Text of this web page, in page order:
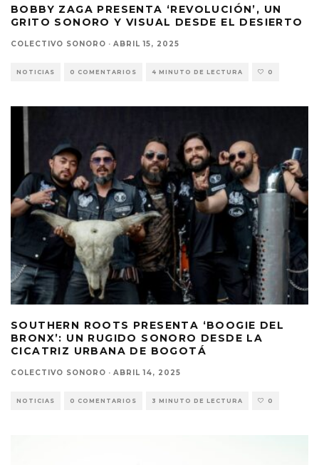
BOBBY ZAGA PRESENTA ‘REVOLUCIÓN’, UN
GRITO SONORO Y VISUAL DESDE EL DESIERTO
COLECTIVO SONORO · ABRIL 15, 2025
NOTICIAS 0 COMENTARIOS 4 MINUTO DE LECTURA 0
SOUTHERN ROOTS PRESENTA ‘BOOGIE DEL
BRONX’: UN RUGIDO SONORO DESDE LA
CICATRIZ URBANA DE BOGOTÁ
COLECTIVO SONORO · ABRIL 14, 2025
NOTICIAS 0 COMENTARIOS 3 MINUTO DE LECTURA 0